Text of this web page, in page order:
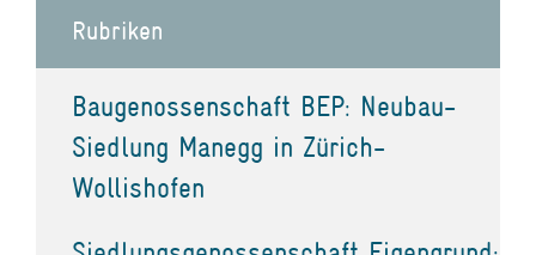
Rubriken
Baugenossenschaft BEP: Neubau-
Siedlung Manegg in Zürich-
Wollishofen